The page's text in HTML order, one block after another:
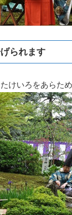
られます
けいろをあらため